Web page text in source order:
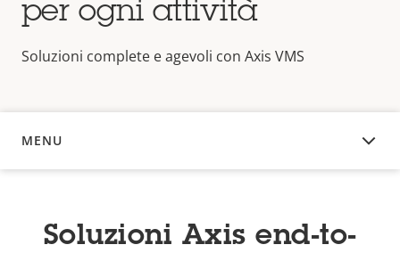
per ogni attività
Soluzioni complete e agevoli con Axis VMS
MENU
PANORAMICA
Soluzioni Axis end-to-